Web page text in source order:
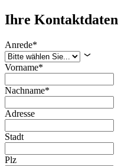
Ihre Kontaktdaten
Anrede*
Vorname*
Nachname*
Adresse
Stadt
Plz